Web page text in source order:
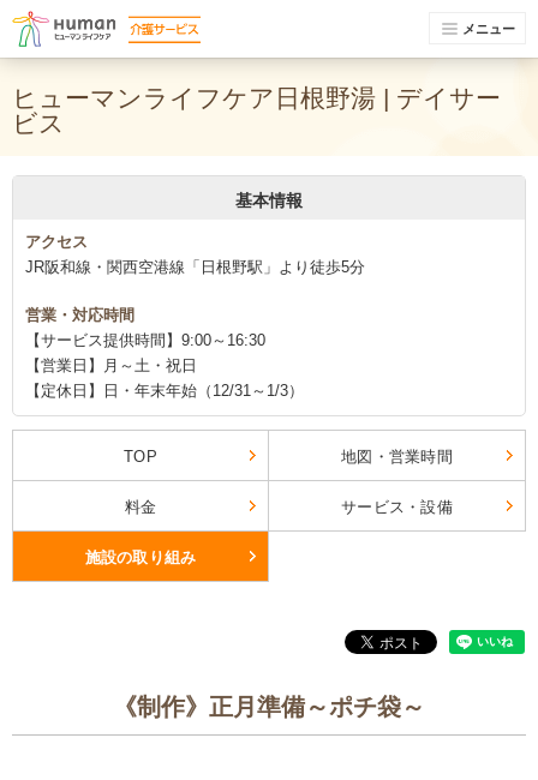
メニュー
ヒューマンライフケア日根野湯 | デイサー
ビス
基本情報
アクセス
JR阪和線・関西空港線「日根野駅」より徒歩5分
営業・対応時間
【サービス提供時間】9:00～16:30
【営業日】月～土・祝日
【定休日】日・年末年始（12/31～1/3）
TOP 地図・営業時間
料金 サービス・設備
施設の取り組み
《制作》正月準備～ポチ袋～